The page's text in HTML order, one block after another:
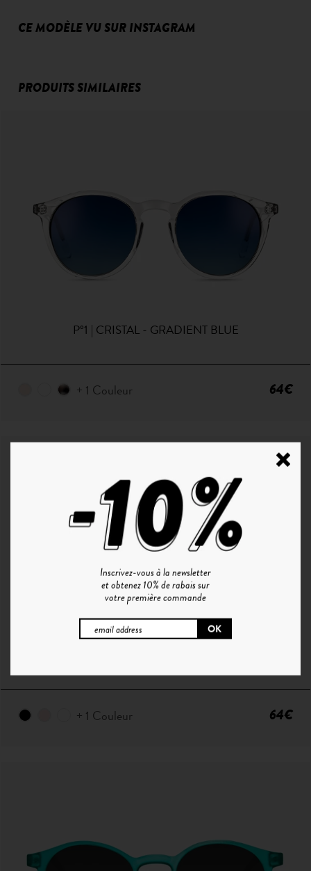
CE MODÈLE VU SUR INSTAGRAM
PRODUITS SIMILAIRES
P°1 | CRISTAL - GRADIENT BLUE
+ 1 Couleur 64€
+ 1 Couleur 64€
Inscrivez-vous à la newsletter
et obtenez 10% de rabais sur
votre première commande